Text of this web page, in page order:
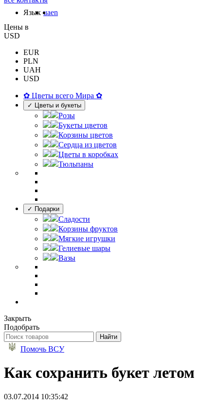
Язык uaen
Цены в
USD
EUR
PLN
UAH
USD
✿ Цветы всего Мира ✿
✓ Цветы и букеты
Розы
Букеты цветов
Корзины цветов
Сердца из цветов
Цветы в коробках
Тюльпаны
✓ Подарки
Сладости
Корзины фруктов
Мягкие игрушки
Гелиевые шары
Вазы
Закрыть
Подобрать
Помочь ВСУ
Как сохранить букет летом
03.07.2014 10:35:42